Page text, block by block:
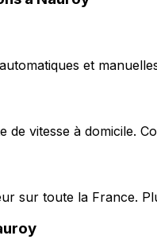
et
vitesse à domicile.
sur toute la France.